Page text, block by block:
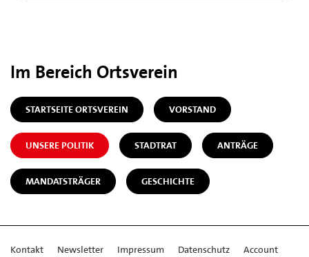
Im Bereich Ortsverein
STARTSEITE ORTSVEREIN VORSTAND
UNSERE POLITIK STADTRAT ANTRÄGE
MANDATSTRÄGER GESCHICHTE
Kontakt Newsletter Impressum Datenschutz Account